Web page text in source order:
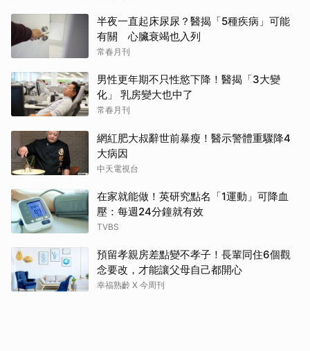
半夜一直起床尿尿？醫揭「5種疾病」可能
有關 心臟衰竭也入列
常春月刊
男性更年期不只性慾下降！醫揭「3大變
化」 乳房變大也中了
常春月刊
網紅肥大叔辭世前暴瘦！醫示警體重驟降4
大病因
中天電視台
在家就能做！英研究點名「1運動」可降血
壓：每週24分鐘就有效
TVBS
預留孝親房差點變不孝子！長輩同住6個觀
念要改，才能讓父母自己都開心
幸福熟齡 X 今周刊